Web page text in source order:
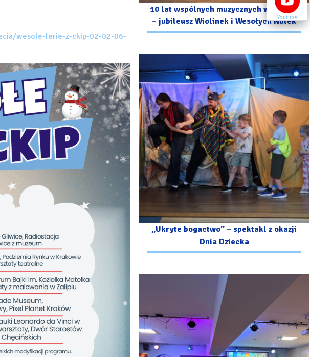
Youtube
Youtube
wesole-ferie-z-ckip-02-02-06-
10 lat wspólnych muzycznych wzruszeń
– jubileusz Wiolinek i Wesołych Nutek
„Ukryte bogactwo” – spektakl z okazji
Dnia Dziecka